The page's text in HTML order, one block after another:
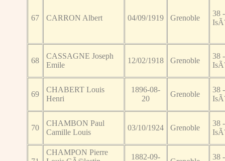
67 CARRON Albert 04/09/1919 Grenoble
38 -
68
CASSAGNE Joseph
Emile
12/02/1918 Grenoble
38 -
69
CHABERT Louis
Henri
1896-08-
20
Grenoble
38 -
70
CHAMBON Paul
Camille Louis
03/10/1924 Grenoble
38 -
CHAMPON Pierre
1882-09- 38 -